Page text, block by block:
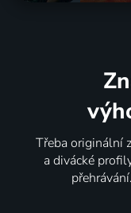
Třeba originální
a divácké